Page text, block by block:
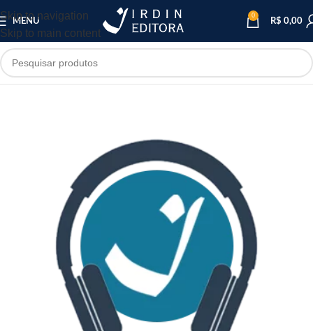
Skip to navigation
Skip to main content
MENU
0
R$ 0,00